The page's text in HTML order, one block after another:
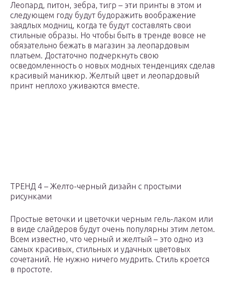
Леопард, питон, зебра, тигр – эти принты в этом и
следующем году будут будоражить воображение
заядлых модниц, когда те будут составлять свои
стильные образы. Но чтобы быть в тренде вовсе не
обязательно бежать в магазин за леопардовым
платьем. Достаточно подчеркнуть свою
осведомленность о новых модных тенденциях сделав
красивый маникюр. Желтый цвет и леопардовый
принт неплохо уживаются вместе.
ТРЕНД 4 – Желто-черный дизайн с простыми
рисунками
Простые веточки и цветочки черным гель-лаком или
в виде слайдеров будут очень популярны этим летом.
Всем известно, что черный и желтый – это одно из
самых красивых, стильных и удачных цветовых
сочетаний. Не нужно ничего мудрить. Стиль кроется
в простоте.